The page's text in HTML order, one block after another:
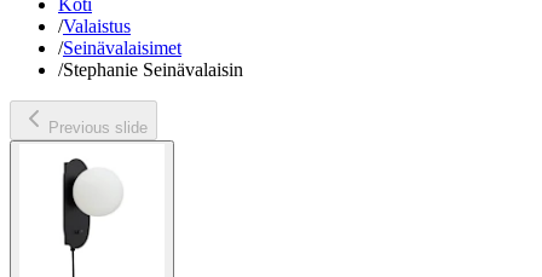
Koti
/Valaistus
/Seinävalaisimet
/Stephanie Seinävalaisin
Previous slide